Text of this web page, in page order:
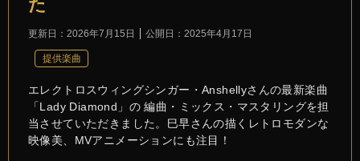
た
更新日： 2026年7月15日 公開日： 2025年4月17日
提供楽曲
エレクトロスウィングシンガー・Anshellyさんの最新楽曲
「Lady Diamond」の 編曲・ミックス・マスタリングを担
当させていただきました。巳早さんの描くレトロモダンな
映像美、MVアニメーションにも注目！